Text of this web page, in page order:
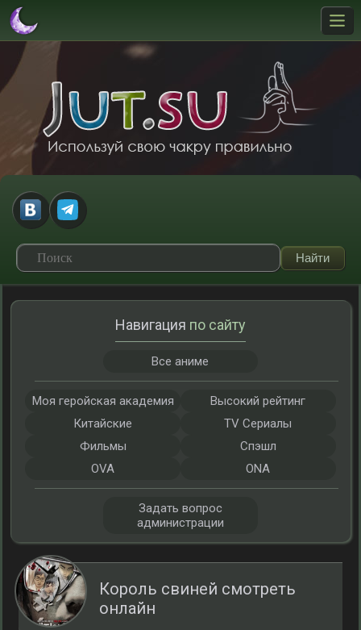
Король свиней смотреть
онлайн
Навигация по сайту
Все аниме
Моя геройская академия
Высокий рейтинг
Китайские
TV Сериалы
Фильмы
Спэшл
OVA
ONA
Задать вопрос
администрации